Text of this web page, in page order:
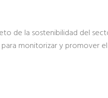
de la sostenibilidad del
monitorizar y